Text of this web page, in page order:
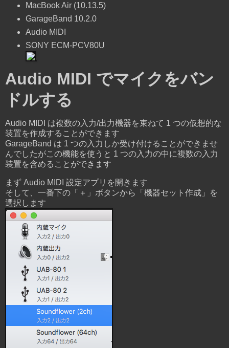
MacBook Air (10.13.5)
GarageBand 10.2.0
Audio MIDI
SONY ECM-PCV80U
Audio MIDI でマイクをバン
ドルする
Audio MIDI は複数の入力/出力機器を束ねて 1 つの仮想的な
装置を作成することができます
GarageBand は 1 つの入力しか受け付けることができませ
んでしたがこの機能を使うと 1 つの入力の中に複数の入力
装置を含めることができます
まず Audio MIDI 設定アプリを開きます
そして、一番下の「＋」ボタンから「機器セット作成」を
選択します